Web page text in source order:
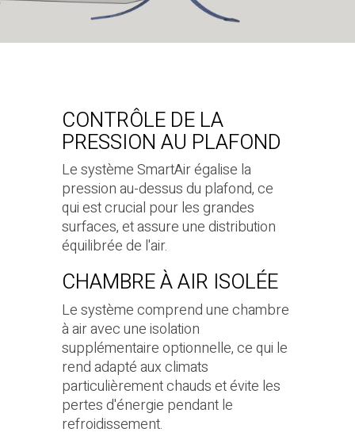
CONTRÔLE DE LA
PRESSION AU PLAFOND
Le système SmartAir égalise la
pression au-dessus du plafond, ce
qui est crucial pour les grandes
surfaces, et assure une distribution
équilibrée de l'air.
CHAMBRE À AIR ISOLÉE
Le système comprend une chambre
à air avec une isolation
supplémentaire optionnelle, ce qui le
rend adapté aux climats
particulièrement chauds et évite les
pertes d'énergie pendant le
refroidissement.